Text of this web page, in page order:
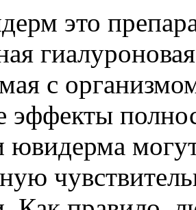
это
с
эффекты
ювидерма